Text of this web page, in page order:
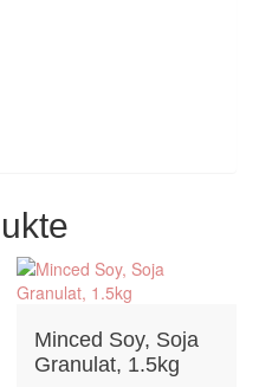
Minced Soy, Soja
Granulat, 1.5kg